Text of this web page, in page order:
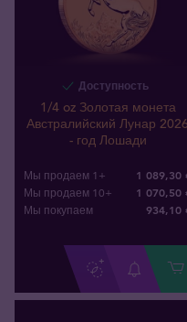
Доступность
1/4 oz Золотая монета
Австралийский Лунар 2026
- год Лошади
Мы продаем 1+ 1 089,30
Мы продаем 10+ 1 070,50
Мы покупаем 934,10